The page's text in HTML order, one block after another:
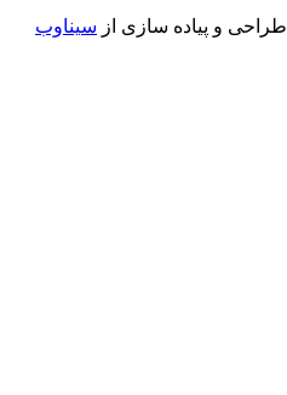
طراحی و پیاده سازی از سیناوب